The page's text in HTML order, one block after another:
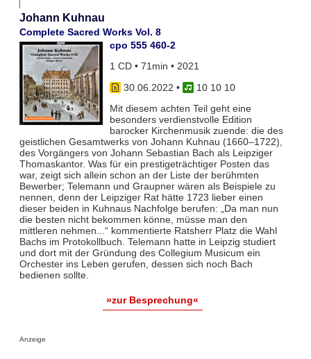
Johann Kuhnau
Complete Sacred Works Vol. 8
cpo 555 460-2
1 CD • 71min • 2021
30.06.2022 •
10 10 10
Mit diesem achten Teil geht eine
besonders verdienstvolle Edition
barocker Kirchenmusik zuende: die des
geistlichen Gesamtwerks von Johann Kuhnau (1660–1722),
des Vorgängers von Johann Sebastian Bach als Leipziger
Thomaskantor. Was für ein prestigeträchtiger Posten das
war, zeigt sich allein schon an der Liste der berühmten
Bewerber; Telemann und Graupner wären als Beispiele zu
nennen, denn der Leipziger Rat hätte 1723 lieber einen
dieser beiden in Kuhnaus Nachfolge berufen: „Da man nun
die besten nicht bekommen könne, müsse man den
mittleren nehmen...“ kommentierte Ratsherr Platz die Wahl
Bachs im Protokollbuch. Telemann hatte in Leipzig studiert
und dort mit der Gründung des Collegium Musicum ein
Orchester ins Leben gerufen, dessen sich noch Bach
bedienen sollte.
»zur Besprechung«
Anzeige